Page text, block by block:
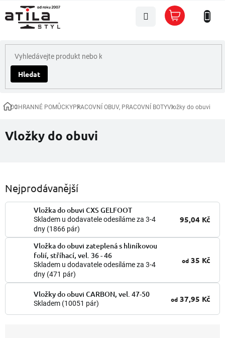
na
obsah
Hledat
Nákupní
košík
DomůOCHRANNÉ POMŮCKYPRACOVNÍ OBUV, PRACOVNÍ BOTYVložky do obuvi
Vložky do obuvi
Nejprodávanější
Vložka do obuvi CXS GELFOOT
Skladem u dodavatele odesíláme za 3-4
dny (1866 pár)
95,04 Kč
Vložka do obuvi zateplená s hliníkovou
folií, stříhací, vel. 36 - 46
Skladem u dodavatele odesíláme za 3-4
dny (471 pár)
od 35 Kč
Vložky do obuvi CARBON, vel. 47-50
Skladem (10051 pár)
od 37,95 Kč